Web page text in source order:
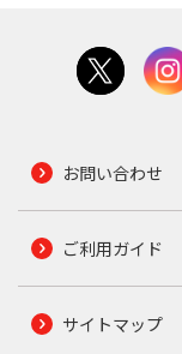
お問い合わせ
ご利用ガイド
サイトマップ